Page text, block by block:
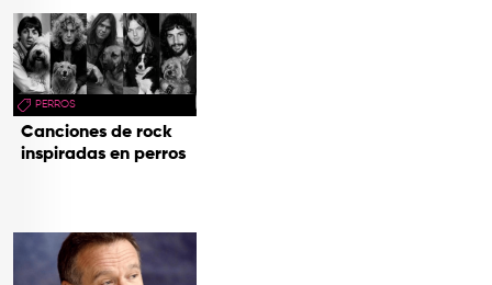
PERROS
Canciones de rock
inspiradas en perros